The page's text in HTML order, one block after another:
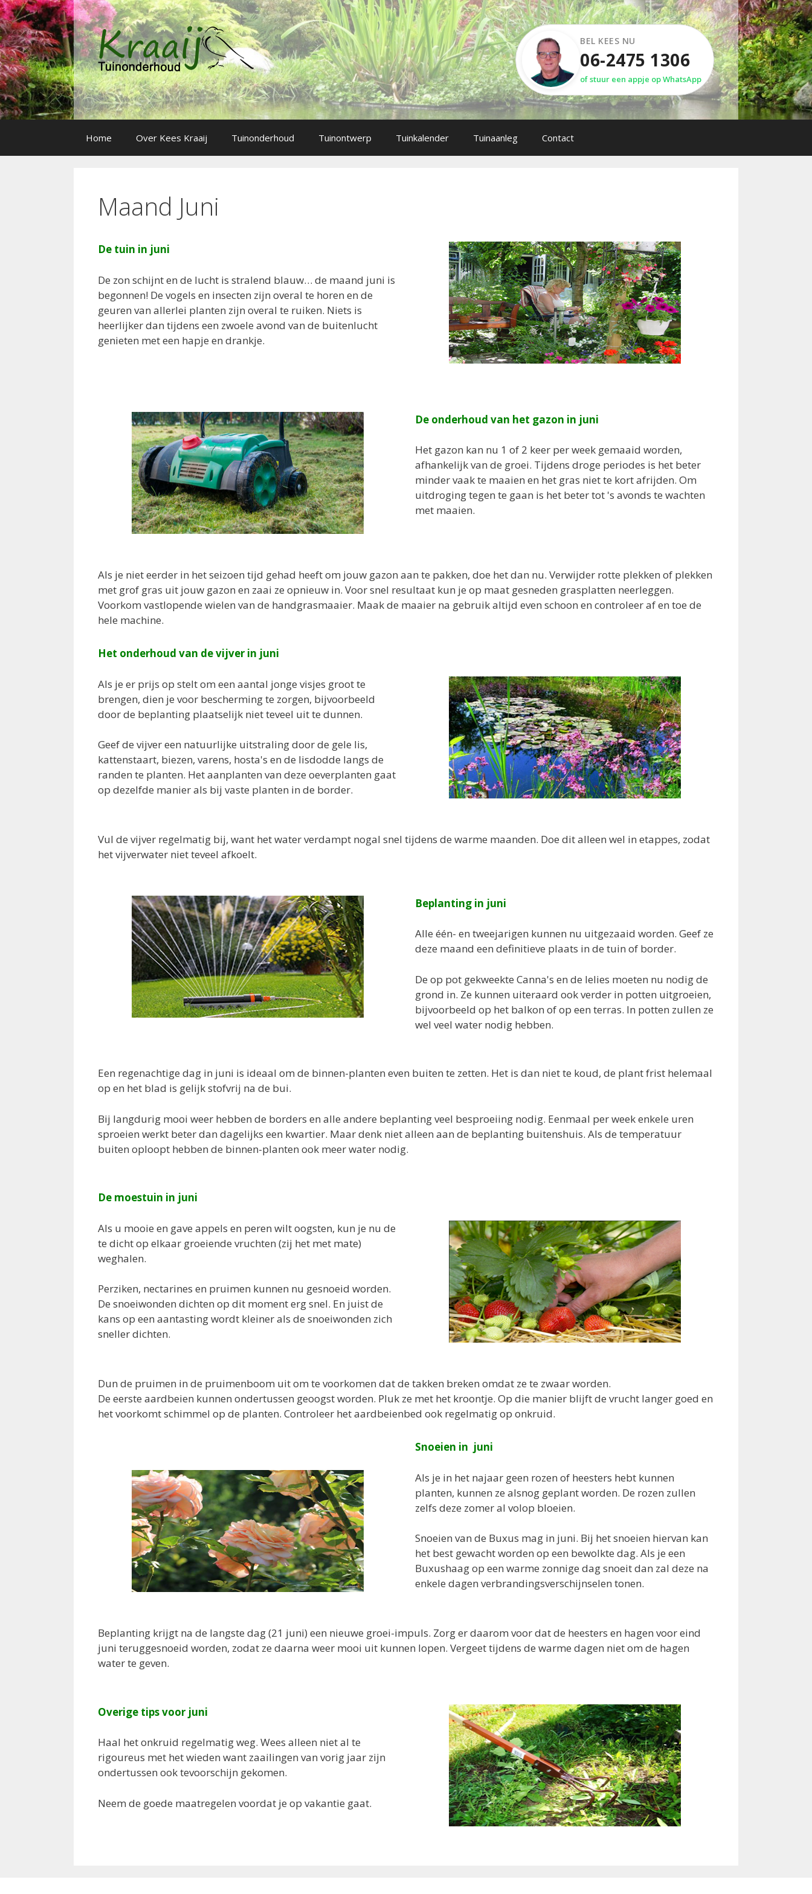
Spring
naar
inhoud
BEL KEES NU
06-2475 1306
of stuur een appje op WhatsApp
Home Over Kees Kraaij Tuinonderhoud Tuinontwerp Tuinkalender Tuinaanleg Contact
Maand Juni
De tuin in juni
De zon schijnt en de lucht is stralend blauw… de maand juni is
begonnen! De vogels en insecten zijn overal te horen en de
geuren van allerlei planten zijn overal te ruiken. Niets is
heerlijker dan tijdens een zwoele avond van de buitenlucht
genieten met een hapje en drankje.
De onderhoud van het gazon in juni
Het gazon kan nu 1 of 2 keer per week gemaaid worden,
afhankelijk van de groei. Tijdens droge periodes is het beter
minder vaak te maaien en het gras niet te kort afrijden. Om
uitdroging tegen te gaan is het beter tot 's avonds te wachten
met maaien.
Als je niet eerder in het seizoen tijd gehad heeft om jouw gazon aan te pakken, doe het dan nu. Verwijder rotte plekken of plekken
met grof gras uit jouw gazon en zaai ze opnieuw in. Voor snel resultaat kun je op maat gesneden grasplatten neerleggen.
Voorkom vastlopende wielen van de handgrasmaaier. Maak de maaier na gebruik altijd even schoon en controleer af en toe de
hele machine.
Het onderhoud van de vijver in juni
Als je er prijs op stelt om een aantal jonge visjes groot te
brengen, dien je voor bescherming te zorgen, bijvoorbeeld
door de beplanting plaatselijk niet teveel uit te dunnen.
Geef de vijver een natuurlijke uitstraling door de gele lis,
kattenstaart, biezen, varens, hosta's en de lisdodde langs de
randen te planten. Het aanplanten van deze oeverplanten gaat
op dezelfde manier als bij vaste planten in de border.
Vul de vijver regelmatig bij, want het water verdampt nogal snel tijdens de warme maanden. Doe dit alleen wel in etappes, zodat
het vijverwater niet teveel afkoelt.
Beplanting in juni
Alle één- en tweejarigen kunnen nu uitgezaaid worden. Geef ze
deze maand een definitieve plaats in de tuin of border.
De op pot gekweekte Canna's en de lelies moeten nu nodig de
grond in. Ze kunnen uiteraard ook verder in potten uitgroeien,
bijvoorbeeld op het balkon of op een terras. In potten zullen ze
wel veel water nodig hebben.
Een regenachtige dag in juni is ideaal om de binnen-planten even buiten te zetten. Het is dan niet te koud, de plant frist helemaal
op en het blad is gelijk stofvrij na de bui.
Bij langdurig mooi weer hebben de borders en alle andere beplanting veel besproeiing nodig. Eenmaal per week enkele uren
sproeien werkt beter dan dagelijks een kwartier. Maar denk niet alleen aan de beplanting buitenshuis. Als de temperatuur
buiten oploopt hebben de binnen-planten ook meer water nodig.
De moestuin in juni
Als u mooie en gave appels en peren wilt oogsten, kun je nu de
te dicht op elkaar groeiende vruchten (zij het met mate)
weghalen.
Perziken, nectarines en pruimen kunnen nu gesnoeid worden.
De snoeiwonden dichten op dit moment erg snel. En juist de
kans op een aantasting wordt kleiner als de snoeiwonden zich
sneller dichten.
Dun de pruimen in de pruimenboom uit om te voorkomen dat de takken breken omdat ze te zwaar worden.
De eerste aardbeien kunnen ondertussen geoogst worden. Pluk ze met het kroontje. Op die manier blijft de vrucht langer goed en
het voorkomt schimmel op de planten. Controleer het aardbeienbed ook regelmatig op onkruid.
Snoeien in juni
Als je in het najaar geen rozen of heesters hebt kunnen
planten, kunnen ze alsnog geplant worden. De rozen zullen
zelfs deze zomer al volop bloeien.
Snoeien van de Buxus mag in juni. Bij het snoeien hiervan kan
het best gewacht worden op een bewolkte dag. Als je een
Buxushaag op een warme zonnige dag snoeit dan zal deze na
enkele dagen verbrandingsverschijnselen tonen.
Beplanting krijgt na de langste dag (21 juni) een nieuwe groei-impuls. Zorg er daarom voor dat de heesters en hagen voor eind
juni teruggesnoeid worden, zodat ze daarna weer mooi uit kunnen lopen. Vergeet tijdens de warme dagen niet om de hagen
water te geven.
Overige tips voor juni
Haal het onkruid regelmatig weg. Wees alleen niet al te
rigoureus met het wieden want zaailingen van vorig jaar zijn
ondertussen ook tevoorschijn gekomen.
Neem de goede maatregelen voordat je op vakantie gaat.